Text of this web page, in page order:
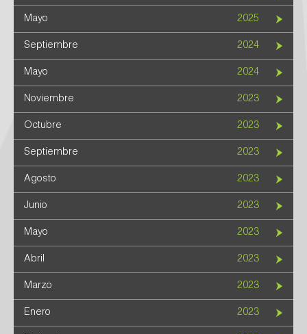
Mayo 2025
Septiembre 2024
Mayo 2024
Noviembre 2023
Octubre 2023
Septiembre 2023
Agosto 2023
Junio 2023
Mayo 2023
Abril 2023
Marzo 2023
Enero 2023